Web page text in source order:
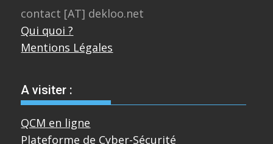
contact [AT] dekloo.net
Qui quoi ?
Mentions Légales
A visiter :
QCM en ligne
Plateforme de Cyber-Sécurité